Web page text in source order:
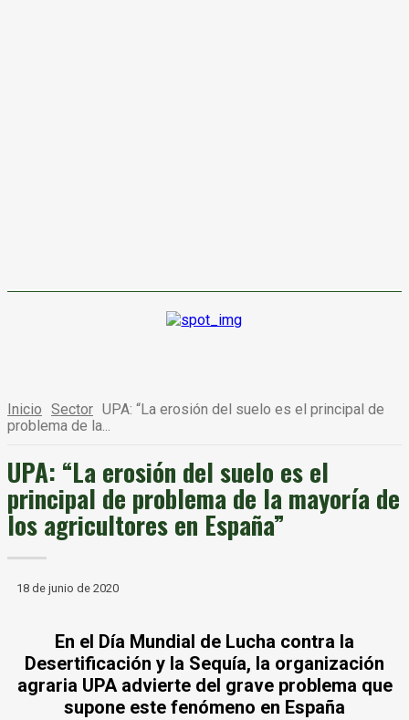
Inicio Sector UPA: “La erosión del suelo es el principal de
problema de la...
UPA: “La erosión del suelo es el
principal de problema de la mayoría de
los agricultores en España”
18 de junio de 2020
En el Día Mundial de Lucha contra la
Desertificación y la Sequía, la organización
agraria UPA advierte del grave problema que
supone este fenómeno en España